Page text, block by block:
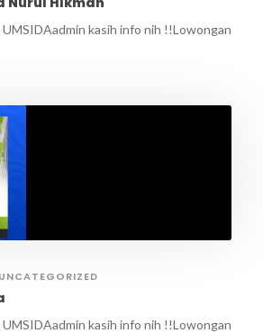
kasih info nih !!Lowongan
UNCATEGORIZED
kasih info nih !!Lowongan